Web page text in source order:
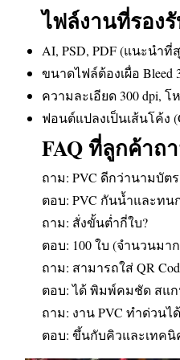
ไฟล์งานที่รอง
AI, PSD, PDF (แนะนำที่
ขนาดไฟล์ต้องเผื่อ
ความละเอียด 300 dpi,
ฟอนต์แปลงเป็นเส้นโค้ง
FAQ ที่ลูกค้าถ
ถาม: PVC ดีกว่านามบัต
ตอบ: PVC กันน้ำและทน
ถาม: สั่งขั้นต่ำกี่ใบ?
ตอบ: 100 ใบ (จำนวนมา
ถาม: สามารถใส่ QR
ตอบ: ได้ พิมพ์คมชัด สแก
ถาม: งาน PVC ทำด่วนไ
ตอบ: ขึ้นกับคิวและเทคนิ